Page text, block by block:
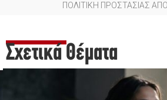
ΠΟΛΙΤΙΚΗ ΠΡΟΣΤΑΣΙΑΣ
Σχετικά Θέματα